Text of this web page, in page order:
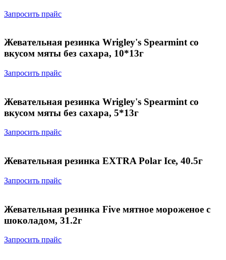
Запросить прайс
Жевательная резинка Wrigley's Spearmint со
вкусом мяты без сахара, 10*13г
Запросить прайс
Жевательная резинка Wrigley's Spearmint со
вкусом мяты без сахара, 5*13г
Запросить прайс
Жевательная резинка EXTRA Polar Ice, 40.5г
Запросить прайс
Жевательная резинка Five мятное мороженое с
шоколадом, 31.2г
Запросить прайс